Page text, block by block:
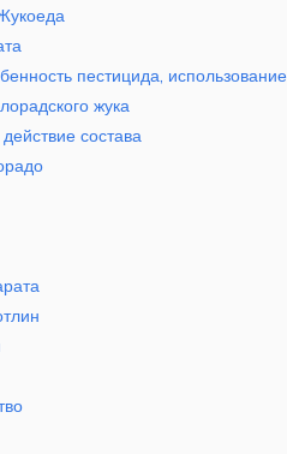
пестицида, использование
жука
состава